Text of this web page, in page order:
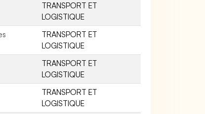
TRANSPORT ET
LOGISTIQUE
TRANSPORT ET
LOGISTIQUE
TRANSPORT ET
LOGISTIQUE
TRANSPORT ET
LOGISTIQUE